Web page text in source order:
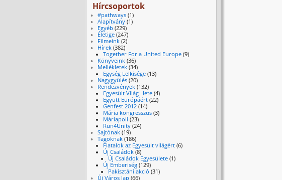
Hírcsoportok
#pathways (1)
Alapítvány (1)
Egyéb (229)
Életige (247)
Filmeink (2)
Hírek (382)
Together For a United Europe(9)
Könyveink (36)
Mellékletek (34)
Egység Lelkisége(13)
Nagygyűlés (20)
Rendezvények (132)
Egyesült Világ Hete(4)
Együtt Európáért(22)
Genfest 2012(14)
Mária kongresszus(3)
Máriapoli (23)
Run4Unity(24)
Sajtónak (19)
Tagoknak (186)
Fiatalok az Egyesült világért(6)
Új Családok(8)
Új Családok Egyesülete (1)
Új Emberiség(129)
Pakisztáni akció (31)
Új Város lap (66)